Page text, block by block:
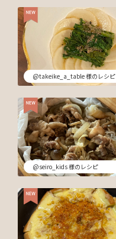
@takeike_a_table 様のレシピ
@seiro_kids 様のレシピ